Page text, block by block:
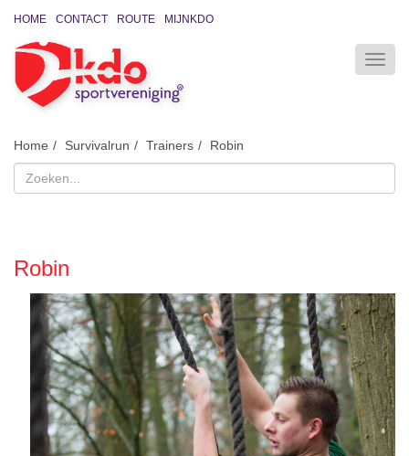
HOME CONTACT ROUTE MIJNKDO
Home Survivalrun Trainers Robin
Robin